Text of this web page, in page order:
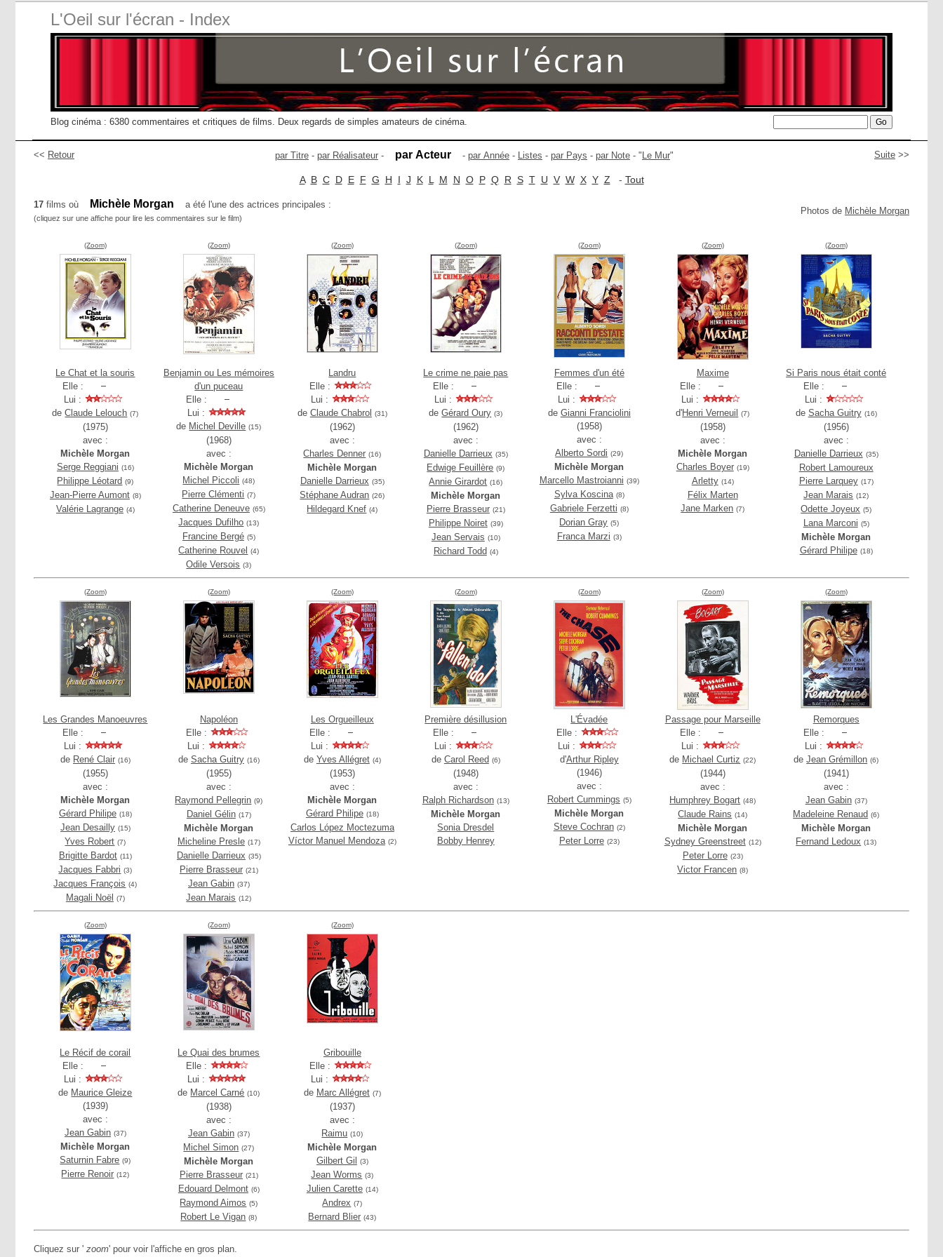
L'Oeil sur l'écran - Index
Blog cinéma : 6380 commentaires et critiques de films. Deux regards de simples amateurs de cinéma.
<< Retour Suite >>
par Titre - par Réalisateur - par Acteur - par Année - Listes - par Pays - par Note - " Le Mur"
A B C D E F G H I J K L M N O P Q R S T U V W X Y Z - Tout
Photos de Michèle Morgan
17 films où Michèle Morgan a été l'une des actrices principales :
(cliquez sur une affiche pour lire les commentaires sur le film)
(Zoom)
Le Chat et la souris
Elle :
Lui :
deClaude Lelouch (7)
(1975)
avec :
Michèle Morgan
Serge Reggiani (16)
Philippe Léotard (9)
Jean-Pierre Aumont (8)
Valérie Lagrange (4)
(Zoom)
Benjamin ou Les mémoires
d'un puceau
Elle :
Lui :
de Michel Deville (15)
(1968)
avec :
Michèle Morgan
Michel Piccoli (48)
Pierre Clémenti (7)
Catherine Deneuve (65)
Jacques Dufilho (13)
Francine Bergé (5)
Catherine Rouvel (4)
Odile Versois (3)
(Zoom)
Landru
Elle :
Lui :
de Claude Chabrol (31)
(1962)
avec :
Charles Denner (16)
Michèle Morgan
Danielle Darrieux (35)
Stéphane Audran (26)
Hildegard Knef (4)
(Zoom)
Le crime ne paie pas
Elle :
Lui :
deGérard Oury (3)
(1962)
avec :
Danielle Darrieux (35)
Edwige Feuillère (9)
Annie Girardot (16)
Michèle Morgan
Pierre Brasseur (21)
Philippe Noiret (39)
Jean Servais (10)
Richard Todd (4)
(Zoom)
Femmes d'un été
Elle :
Lui :
de Gianni Franciolini
(1958)
avec :
Alberto Sordi (29)
Michèle Morgan
Marcello Mastroianni (39)
Sylva Koscina (8)
Gabriele Ferzetti (8)
Dorian Gray (5)
Franca Marzi (3)
(Zoom)
Maxime
Elle :
Lui :
d'Henri Verneuil (7)
(1958)
avec :
Michèle Morgan
Charles Boyer (19)
Arletty (14)
Félix Marten
Jane Marken (7)
(Zoom)
Si Paris nous était conté
Elle :
Lui :
de Sacha Guitry (16)
(1956)
avec :
Danielle Darrieux (35)
Robert Lamoureux
Pierre Larquey (17)
Jean Marais (12)
Odette Joyeux (5)
Lana Marconi (5)
Michèle Morgan
Gérard Philipe (18)
(Zoom)
Les Grandes Manoeuvres
Elle :
Lui :
de René Clair (16)
(1955)
avec :
Michèle Morgan
Gérard Philipe (18)
Jean Desailly (15)
Yves Robert (7)
Brigitte Bardot (11)
Jacques Fabbri (3)
Jacques François (4)
Magali Noël (7)
(Zoom)
Napoléon
Elle :
Lui :
de Sacha Guitry (16)
(1955)
avec :
Raymond Pellegrin (9)
Daniel Gélin (17)
Michèle Morgan
Micheline Presle (17)
Danielle Darrieux (35)
Pierre Brasseur (21)
Jean Gabin (37)
Jean Marais (12)
(Zoom)
Les Orgueilleux
Elle :
Lui :
de Yves Allégret (4)
(1953)
avec :
Michèle Morgan
Gérard Philipe (18)
Carlos López Moctezuma
Víctor Manuel Mendoza (2)
(Zoom)
Première désillusion
Elle :
Lui :
de Carol Reed (6)
(1948)
avec :
Ralph Richardson (13)
Michèle Morgan
Sonia Dresdel
Bobby Henrey
(Zoom)
L'Évadée
Elle :
Lui :
d'Arthur Ripley
(1946)
avec :
Robert Cummings (5)
Michèle Morgan
Steve Cochran (2)
Peter Lorre (23)
(Zoom)
Passage pour Marseille
Elle :
Lui :
de Michael Curtiz (22)
(1944)
avec :
Humphrey Bogart (48)
Claude Rains (14)
Michèle Morgan
Sydney Greenstreet (12)
Peter Lorre (23)
Victor Francen (8)
(Zoom)
Remorques
Elle :
Lui :
deJean Grémillon (6)
(1941)
avec :
Jean Gabin (37)
Madeleine Renaud (6)
Michèle Morgan
Fernand Ledoux (13)
(Zoom)
Le Récif de corail
Elle :
Lui :
de Maurice Gleize
(1939)
avec :
Jean Gabin (37)
Michèle Morgan
Saturnin Fabre (9)
Pierre Renoir (12)
(Zoom)
Le Quai des brumes
Elle :
Lui :
de Marcel Carné (10)
(1938)
avec :
Jean Gabin (37)
Michel Simon (27)
Michèle Morgan
Pierre Brasseur (21)
Edouard Delmont (6)
Raymond Aimos (5)
Robert Le Vigan (8)
(Zoom)
Gribouille
Elle :
Lui :
de Marc Allégret (7)
(1937)
avec :
Raimu (10)
Michèle Morgan
Gilbert Gil
(3)
Jean Worms (3)
Julien Carette (14)
Andrex (7)
Bernard Blier (43)
Cliquez sur ' zoom' pour voir l'affiche en gros plan.